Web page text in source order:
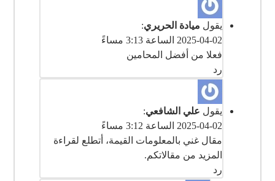
يقول ميادة الحريري:
2025-04-02 الساعة 3:13 مساءً
فعلا من أفضل المحامين
رد
يقول علي الشافعي:
2025-04-02 الساعة 3:12 مساءً
مقال غني بالمعلومات القيمة، أتطلع لقراءة
المزيد من مقالاتكم.
رد